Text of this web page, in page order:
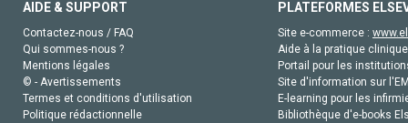
AIDE & SUPPORT
Contactez-nous / FAQ
Qui sommes-nous ?
Mentions légales
© - Avertissements
Termes et conditions d'utilisation
Politique rédactionnelle
PLATEFORMES
Site e-commerce :
Aide à la pratique
Portail pour les
Site d'information sur
E-learning pour les
Bibliothèque d'e-books